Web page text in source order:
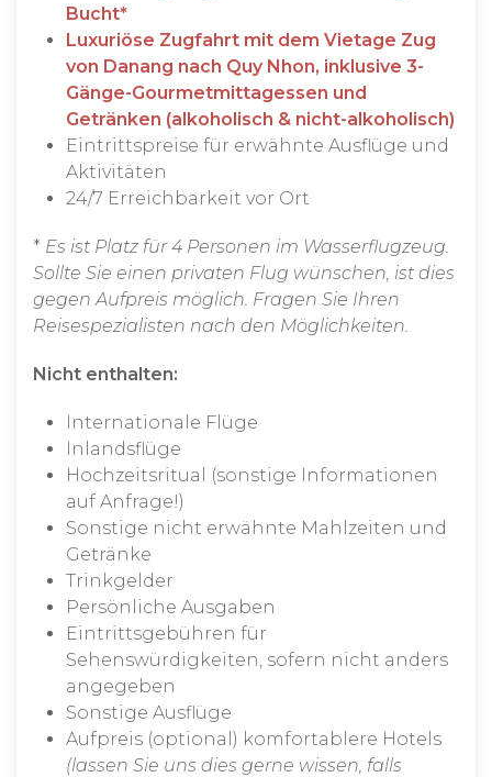
Bucht*
Luxuriöse Zugfahrt mit dem Vietage Zug
von Danang nach Quy Nhon, inklusive 3-
Gänge-Gourmetmittagessen und
Getränken (alkoholisch & nicht-alkoholisch)
Eintrittspreise für erwähnte Ausflüge und
Aktivitäten
24/7 Erreichbarkeit vor Ort
* Es ist Platz für 4 Personen im Wasserflugzeug.
Sollte Sie einen privaten Flug wünschen, ist dies
gegen Aufpreis möglich. Fragen Sie Ihren
Reisespezialisten nach den Möglichkeiten.
Nicht enthalten:
Internationale Flüge
Inlandsflüge
Hochzeitsritual (sonstige Informationen
auf Anfrage!)
Sonstige nicht erwähnte Mahlzeiten und
Getränke
Trinkgelder
Persönliche Ausgaben
Eintrittsgebühren für
Sehenswürdigkeiten, sofern nicht anders
angegeben
Sonstige Ausflüge
Aufpreis (optional) komfortablere Hotels
(lassen Sie uns dies gerne wissen, falls